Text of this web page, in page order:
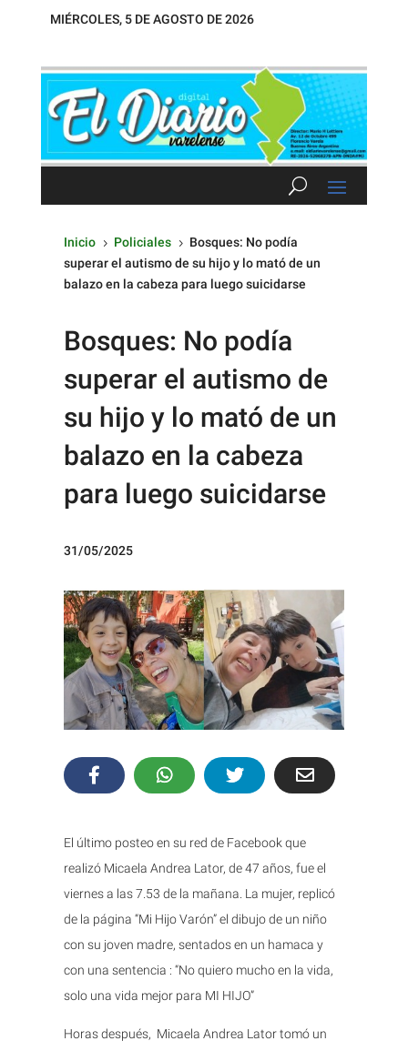
MIÉRCOLES, 5 DE AGOSTO DE 2026
Inicio 5 Policiales 5 Bosques: No podía
superar el autismo de su hijo y lo mató de un
balazo en la cabeza para luego suicidarse
Bosques: No podía
superar el autismo de
su hijo y lo mató de un
balazo en la cabeza
para luego suicidarse
31/05/2025
El último posteo en su red de Facebook que
realizó Micaela Andrea Lator, de 47 años, fue el
viernes a las 7.53 de la mañana. La mujer, replicó
de la página “Mi Hijo Varón” el dibujo de un niño
con su joven madre, sentados en un hamaca y
con una sentencia : “No quiero mucho en la vida,
solo una vida mejor para MI HIJO”
Horas después, Micaela Andrea Lator tomó un